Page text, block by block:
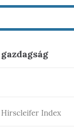
gazdagság
Hirscleifer Index